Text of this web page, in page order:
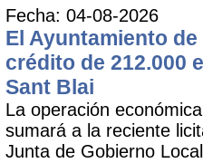
Fecha: 04-08-2026
El Ayuntamiento
crédito de 212.000
Sant Blai
La operación
sumará a la reciente
Junta de Gobierno